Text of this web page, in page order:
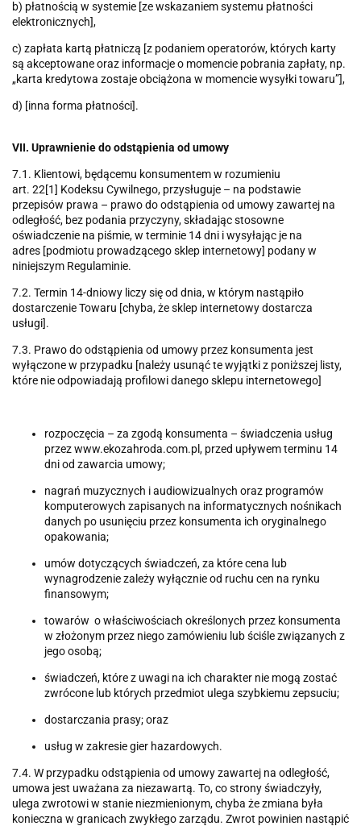
b) płatnością w systemie [ze wskazaniem systemu płatności
elektronicznych],
c) zapłata kartą płatniczą [z podaniem operatorów, których karty
są akceptowane oraz informacje o momencie pobrania zapłaty, np.
„karta kredytowa zostaje obciążona w momencie wysyłki towaru”],
d) [inna forma płatności].
VII. Uprawnienie do odstąpienia od umowy
7.1. Klientowi, będącemu konsumentem w rozumieniu
art. 22[1] Kodeksu Cywilnego, przysługuje – na podstawie
przepisów prawa – prawo do odstąpienia od umowy zawartej na
odległość, bez podania przyczyny, składając stosowne
oświadczenie na piśmie, w terminie 14 dni i wysyłając je na
adres [podmiotu prowadzącego sklep internetowy] podany w
niniejszym Regulaminie.
7.2. Termin 14-dniowy liczy się od dnia, w którym nastąpiło
dostarczenie Towaru [chyba, że sklep internetowy dostarcza
usługi].
7.3. Prawo do odstąpienia od umowy przez konsumenta jest
wyłączone w przypadku [należy usunąć te wyjątki z poniższej listy,
które nie odpowiadają profilowi danego sklepu internetowego]
rozpoczęcia – za zgodą konsumenta – świadczenia usług
przez www.ekozahroda.com.pl, przed upływem terminu 14
dni od zawarcia umowy;
nagrań muzycznych i audiowizualnych oraz programów
komputerowych zapisanych na informatycznych nośnikach
danych po usunięciu przez konsumenta ich oryginalnego
opakowania;
umów dotyczących świadczeń, za które cena lub
wynagrodzenie zależy wyłącznie od ruchu cen na rynku
finansowym;
towarów o właściwościach określonych przez konsumenta
w złożonym przez niego zamówieniu lub ściśle związanych z
jego osobą;
świadczeń, które z uwagi na ich charakter nie mogą zostać
zwrócone lub których przedmiot ulega szybkiemu zepsuciu;
dostarczania prasy; oraz
usług w zakresie gier hazardowych.
7.4. W przypadku odstąpienia od umowy zawartej na odległość,
umowa jest uważana za niezawartą. To, co strony świadczyły,
ulega zwrotowi w stanie niezmienionym, chyba że zmiana była
konieczna w granicach zwykłego zarządu. Zwrot powinien nastąpić